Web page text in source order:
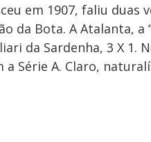
em 1907, faliu
da Bota. A Atalanta, a
da Sardenha, 3 X 1.
Série A. Claro,